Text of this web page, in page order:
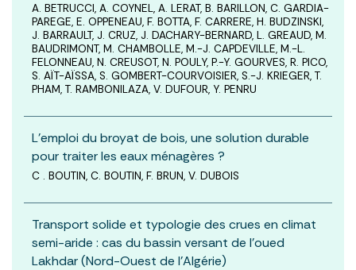
A. BETRUCCI, A. COYNEL, A. LERAT, B. BARILLON, C. GARDIA-
PAREGE, E. OPPENEAU, F. BOTTA, F. CARRERE, H. BUDZINSKI,
J. BARRAULT, J. CRUZ, J. DACHARY-BERNARD, L. GREAUD, M.
BAUDRIMONT, M. CHAMBOLLE, M.-J. CAPDEVILLE, M.-L.
FELONNEAU, N. CREUSOT, N. POULY, P.-Y. GOURVES, R. PICO,
S. AÏT-AÏSSA, S. GOMBERT-COURVOISIER, S.-J. KRIEGER, T.
PHAM, T. RAMBONILAZA, V. DUFOUR, Y. PENRU
L’emploi du broyat de bois, une solution durable
pour traiter les eaux ménagères ?
C . BOUTIN, C. BOUTIN, F. BRUN, V. DUBOIS
Transport solide et typologie des crues en climat
semi-aride : cas du bassin versant de l’oued
Lakhdar (Nord-Ouest de l’Algérie)